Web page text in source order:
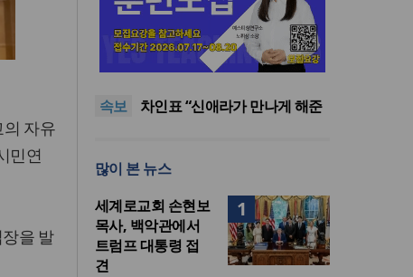
자유
민연
을 발
속보
올리벳대학교, 120만 평 리버사
이드 대학 캠퍼스 영구 사용 승
세계로교회 손현보 목사, 백악
표회장 이·취임식 열려
차인표 “신애라가 만나게 해준
이드 대학 캠퍼스 영구 사용 승
인… 장기 개발 기반 확보
세계로교회 손현보 목사, 백악
관에서 트럼프 대통령 접견
많이 본 뉴스
1
세계로교회 손현보
목사, 백악관에서
트럼프 대통령 접
견